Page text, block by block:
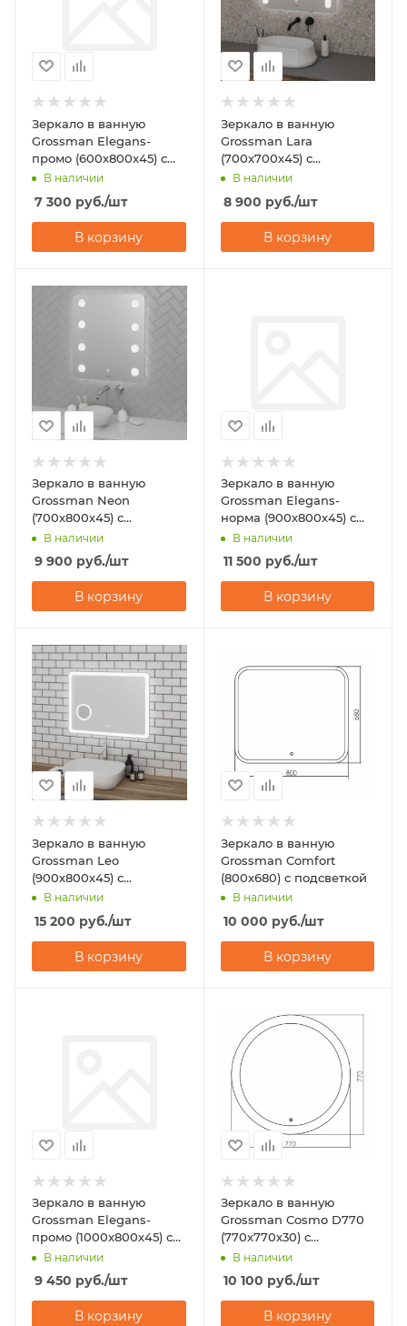
Зеркало в ванную
Grossman Elegans-
промо (600х800х45) с
подсветкой
В наличии
7 300 руб./шт
В корзину
Зеркало в ванную
Grossman Lara
(700х700х45) с
подсветкой
В наличии
8 900 руб./шт
В корзину
Зеркало в ванную
Grossman Neon
(700х800х45) с
подсветкой
В наличии
9 900 руб./шт
В корзину
Зеркало в ванную
Grossman Elegans-
норма (900х800х45) с
подсветкой
В наличии
11 500 руб./шт
В корзину
Зеркало в ванную
Grossman Leo
(900х800х45) с
подсветкой
В наличии
15 200 руб./шт
В корзину
Зеркало в ванную
Grossman Comfort
(800х680) с подсветкой
В наличии
10 000 руб./шт
В корзину
Зеркало в ванную
Grossman Elegans-
промо (1000х800х45) с
подсветкой
В наличии
9 450 руб./шт
В корзину
Зеркало в ванную
Grossman Cosmo D770
(770х770х30) с
подсветкой
В наличии
10 100 руб./шт
В корзину